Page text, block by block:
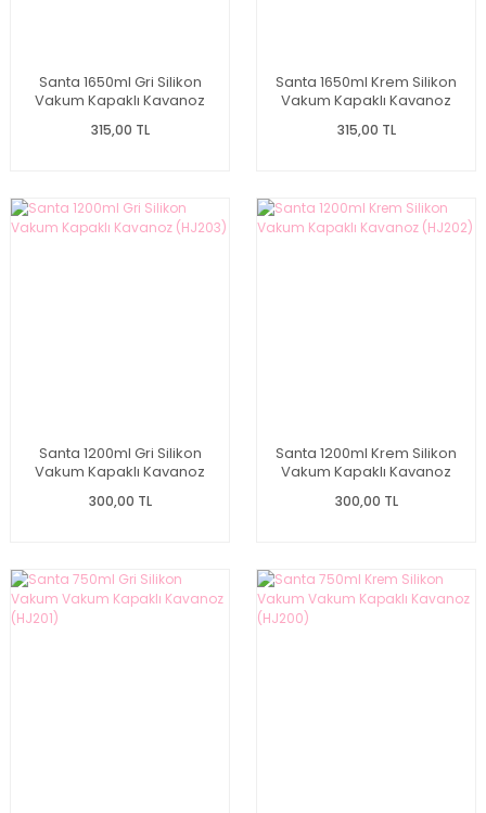
Santa 1650ml Gri Silikon
Vakum Kapaklı Kavanoz
315,00 TL
Santa 1650ml Krem Silikon
Vakum Kapaklı Kavanoz
315,00 TL
Santa 1200ml Gri Silikon
Vakum Kapaklı Kavanoz
300,00 TL
Santa 1200ml Krem Silikon
Vakum Kapaklı Kavanoz
300,00 TL